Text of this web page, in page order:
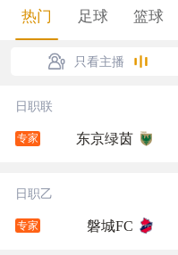
热门 足球 篮球
只看主播
日职联
专家 东京绿茵
日职乙
专家 磐城FC